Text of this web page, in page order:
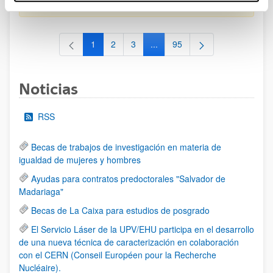
al 30/07/2026 (ambos incluídos)
Página
1 Página
2 Página
3 ...Páginas intermedias Use TAB
Página
95
Noticias
RSS
Becas de trabajos de investigación en materia de
igualdad de mujeres y hombres
Ayudas para contratos predoctorales "Salvador de
Madariaga"
Becas de La Caixa para estudios de posgrado
El Servicio Láser de la UPV/EHU participa en el desarrollo
de una nueva técnica de caracterización en colaboración
con el CERN (Conseil Européen pour la Recherche
Nucléaire).